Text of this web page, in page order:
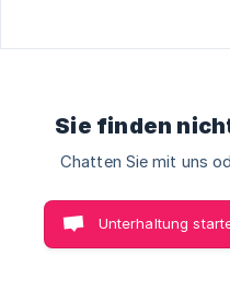
Sie finden
Chatten Sie mit uns
Unterhaltung